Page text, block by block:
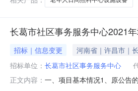
长葛市社区事务服务中心2021
招标｜信息变更 河南省｜许昌市｜
招标单位： 长葛市社区事务服务中心
正文内容： 一、项目基本情况1、原公告